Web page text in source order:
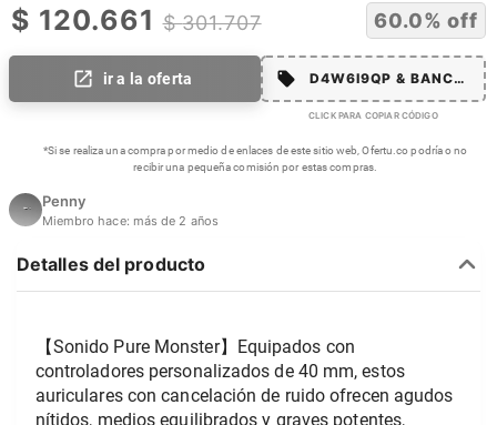
$ 120.661 $301.707 60.0% off
ir a la oferta D4W6I9QP &
CLICK PARA COPIAR CÓDIGO
*Si se realiza una compra por medio de enlaces de este sitio web, Ofertu.co podría o no
recibir una pequeña comisión por estas compras.
Penny
Miembro hace: más de 2 años
Detalles del producto
【Sonido Pure Monster】Equipados con
controladores personalizados de 40 mm, estos
auriculares con cancelación de ruido ofrecen agudos
nítidos, medios equilibrados y graves potentes,